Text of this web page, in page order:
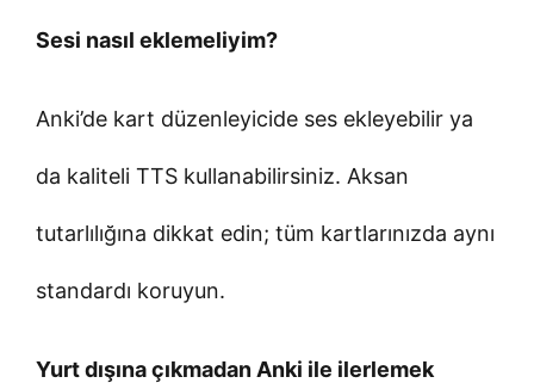
Sesi nasıl eklemeliyim?
Anki’de kart düzenleyicide ses ekleyebilir ya
da kaliteli TTS kullanabilirsiniz. Aksan
tutarlılığına dikkat edin; tüm kartlarınızda aynı
standardı koruyun.
Yurt dışına çıkmadan Anki ile ilerlemek